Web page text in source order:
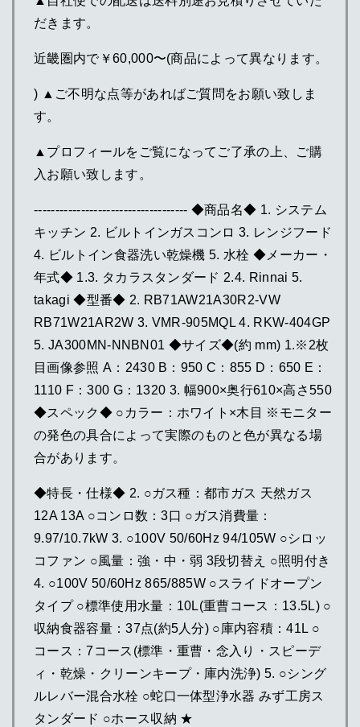
だきます。
近畿圏内で￥60,000〜(商品によって異なります。
) ▲ご不明な点等があればご質問をお願い致しま
す。
▲プロフィールをご覧になってご了承の上、ご購
入お願い致します。
------------------------------------ ◆商品名◆ 1. システム
キッチン 2. ビルトインガスコンロ 3. レンジフード
4. ビルトイン食器洗い乾燥機 5. 水栓 ◆メーカー・
年式◆ 1.3. タカラスタンダード 2.4. Rinnai 5.
takagi ◆型番◆ 2. RB71AW21A30R2-VW
RB71W21AR2W 3. VMR-905MQL 4. RKW-404GP
5. JA300MN-NNBN01 ◆サイズ◆(約 mm) 1.※2枚
目画像参照 A：2430 B：950 C：855 D：650 E：
1110 F：300 G：1320 3. 幅900×奥行610×高さ550
◆スペック◆ ○カラー：ホワイト×木目 ※モニター
の発色の具合によって実際のものと色が異なる場
合があります。
◆特長・仕様◆ 2. ○ガス種：都市ガス 天然ガス
12A 13A ○コンロ数：3口 ○ガス消費量：
9.97/10.7kW 3. ○100V 50/60Hz 94/105W ○シロッ
コファン ○風量：強・中・弱 3段切替え ○照明付き
4. ○100V 50/60Hz 865/885W ○スライドオープン
タイプ ○標準使用水量：10L(重曹コース：13.5L) ○
収納食器容量：37点(約5人分) ○庫内容積：41L ○
コース：7コース(標準・重曹・念入り・スピーデ
ィ・乾燥・クリーンキープ・庫内洗浄) 5. ○シング
ルレバー混合水栓 ○蛇口一体型浄水器 みず工房ス
タンダード ○ホース収納 ★